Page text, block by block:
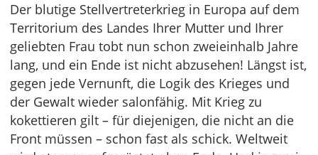
Der blutige Stellvertreterkrieg in Europa auf dem
Territorium des Landes Ihrer Mutter und Ihrer
geliebten Frau tobt nun schon zweieinhalb Jahre
lang, und ein Ende ist nicht abzusehen! Längst ist,
gegen jede Vernunft, die Logik des Krieges und
der Gewalt wieder salonfähig. Mit Krieg zu
kokettieren gilt – für diejenigen, die nicht an die
Front müssen – schon fast als schick. Weltweit